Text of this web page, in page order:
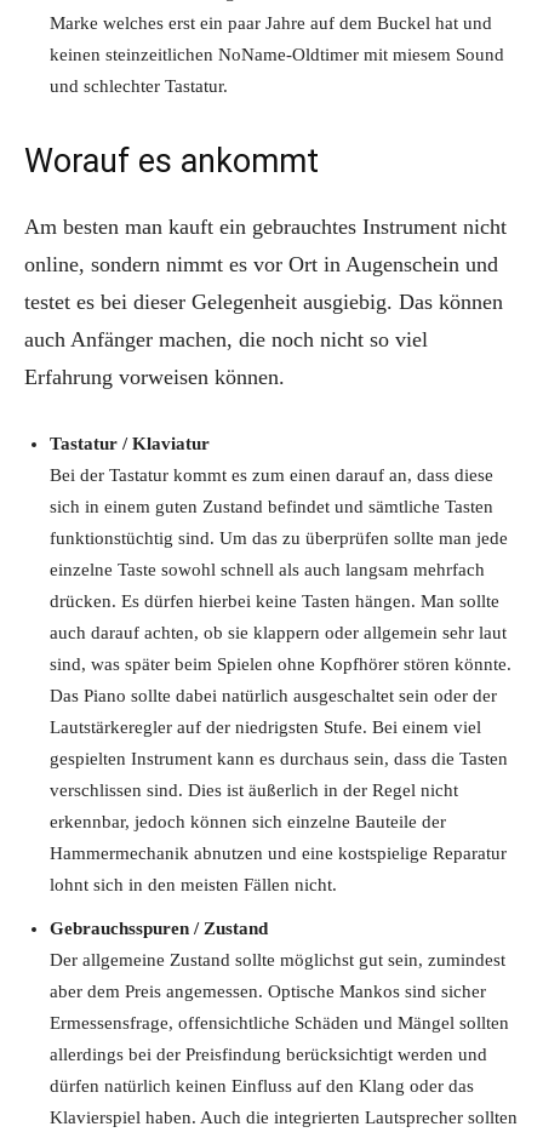
Marke welches erst ein paar Jahre auf dem Buckel hat und
keinen steinzeitlichen NoName-Oldtimer mit miesem Sound
und schlechter Tastatur.
Worauf es ankommt
Am besten man kauft ein gebrauchtes Instrument nicht
online, sondern nimmt es vor Ort in Augenschein und
testet es bei dieser Gelegenheit ausgiebig. Das können
auch Anfänger machen, die noch nicht so viel
Erfahrung vorweisen können.
Tastatur / Klaviatur
Bei der Tastatur kommt es zum einen darauf an, dass diese
sich in einem guten Zustand befindet und sämtliche Tasten
funktionstüchtig sind. Um das zu überprüfen sollte man jede
einzelne Taste sowohl schnell als auch langsam mehrfach
drücken. Es dürfen hierbei keine Tasten hängen. Man sollte
auch darauf achten, ob sie klappern oder allgemein sehr laut
sind, was später beim Spielen ohne Kopfhörer stören könnte.
Das Piano sollte dabei natürlich ausgeschaltet sein oder der
Lautstärkeregler auf der niedrigsten Stufe. Bei einem viel
gespielten Instrument kann es durchaus sein, dass die Tasten
verschlissen sind. Dies ist äußerlich in der Regel nicht
erkennbar, jedoch können sich einzelne Bauteile der
Hammermechanik abnutzen und eine kostspielige Reparatur
lohnt sich in den meisten Fällen nicht.
Gebrauchsspuren / Zustand
Der allgemeine Zustand sollte möglichst gut sein, zumindest
aber dem Preis angemessen. Optische Mankos sind sicher
Ermessensfrage, offensichtliche Schäden und Mängel sollten
allerdings bei der Preisfindung berücksichtigt werden und
dürfen natürlich keinen Einfluss auf den Klang oder das
Klavierspiel haben. Auch die integrierten Lautsprecher sollten